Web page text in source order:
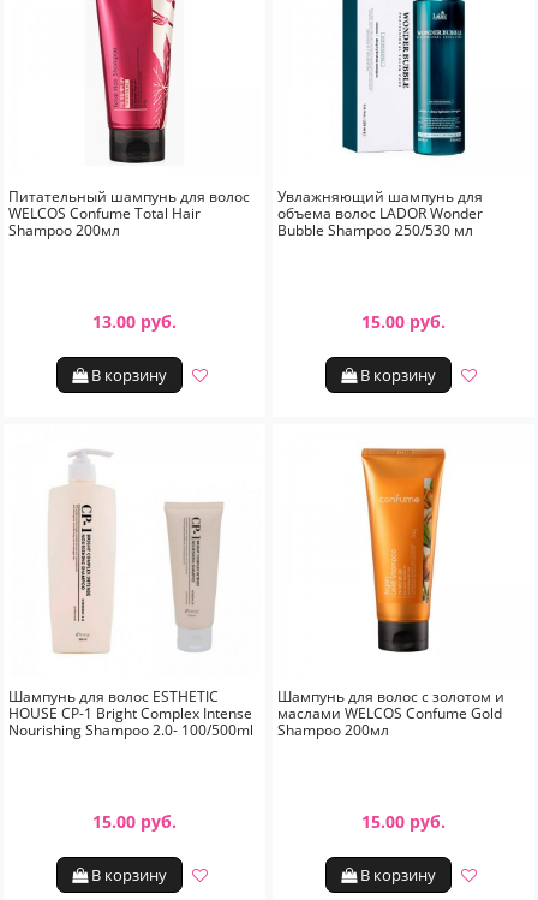
Питательный шампунь для волос
WELCOS Confume Total Hair
Shampoo 200мл
13.00 руб.
В корзину
Увлажняющий шампунь для
объема волос LADOR Wonder
Bubble Shampoo 250/530 мл
15.00 руб.
В корзину
Шампунь для волос ESTHETIC
HOUSE CP-1 Bright Complex Intense
Nourishing Shampoo 2.0- 100/500ml
15.00 руб.
В корзину
Шампунь для волос с золотом и
маслами WELCOS Confume Gold
Shampoo 200мл
15.00 руб.
В корзину